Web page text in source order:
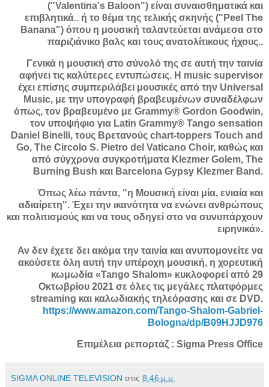
("Valentina's Baloon") είναι συναισθηματικά και
επιβλητικά.. ή το θέμα της τελικής σκηνής ("Peel The
Banana") όπου η μουσική ταλαντεύεται ανάμεσα στο
παριζιάνικο βαλς και τους ανατολίτικους ήχους..
Γενικά η μουσική στο σύνολό της σε αυτή την ταινία
αφήνει τις καλύτερες εντυπώσεις. Η music supervisor
έχει επίσης συμπεριλάβει μουσικές από την Universal
Music, με την υπογραφή βραβευμένων συναδέλφων
όπως, τον βραβευμένο με Grammy® Gordon Goodwin,
τον υποψήφιο για Latin Grammy® Tango sensation
Daniel Binelli, τους Βρετανούς chart-toppers Touch and
Go, The Circolo S. Pietro del Vaticano Choir, καθώς και
από σύγχρονα συγκροτήματα Klezmer Golem, The
Burning Bush και Barcelona Gypsy Klezmer Band.
Όπως λέω πάντα, "η Μουσική είναι μία, ενιαία και
αδιαίρετη". Έχει την ικανότητα να ενώνει ανθρώπους
και πολιτισμούς και να τους οδηγεί στο να συνυπάρχουν
ειρηνικά».
Αν δεν έχετε δει ακόμα την ταινία και ανυπομονείτε να
ακούσετε όλη αυτή την υπέροχη μουσική, η χορευτική
κωμωδία «Tango Shalom» κυκλοφορεί από 29
Οκτωβρίου 2021 σε όλες τις μεγάλες πλατφόρμες
streaming και καλωδιακής τηλεόρασης και σε DVD.
https://www.amazon.com/Tango-Shalom-Gabriel-
Bologna/dp/B09HJJD976
Επιμέλεια ρεπορτάζ : Sigma Press Office
SIGMA ONLINE TELEVISION στις 8:46 μ.μ.